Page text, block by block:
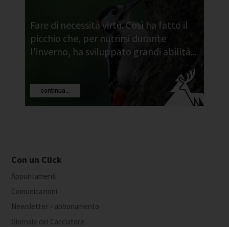
Fare di necessità virtù. Così ha fatto il
picchio che, per nutrirsi durante
l'inverno, ha sviluppato grandi abilità...
continua...
Con un Click
Appuntamenti
Comunicazioni
Newsletter – abbonamento
Giornale del Cacciatore